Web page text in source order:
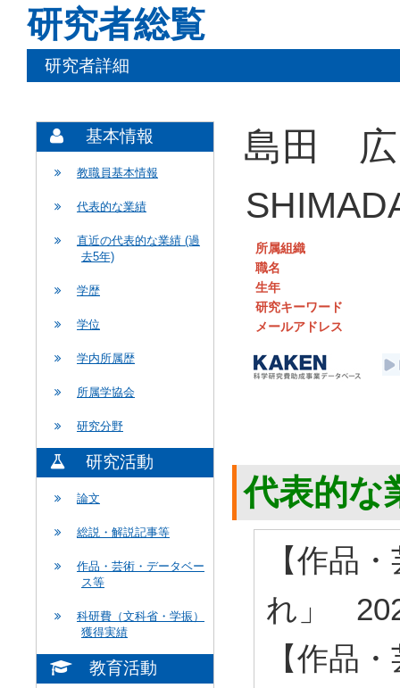
研究者総覧
研究者詳細
基本情報
教職員基本情報
代表的な業績
直近の代表的な業績 (過
去5年)
学歴
学位
学内所属歴
所属学協会
研究分野
研究活動
論文
総説・解説記事等
作品・芸術・データベー
ス等
科研費（文科省・学振）
獲得実績
教育活動
島田
所属組織
職名
生年
研究キーワード
メールアドレス
代表的な
【作品
れ」
【作品